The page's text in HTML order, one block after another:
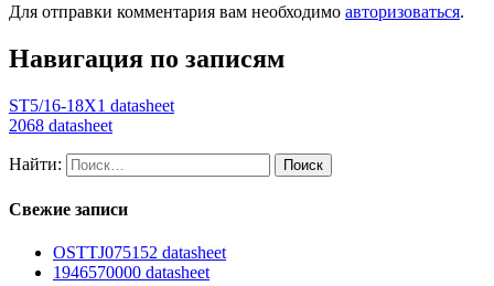
Для отправки комментария вам необходимо авторизоваться.
Навигация по записям
ST5/16-18X1 datasheet
2068 datasheet
Найти:
Свежие записи
OSTTJ075152 datasheet
1946570000 datasheet